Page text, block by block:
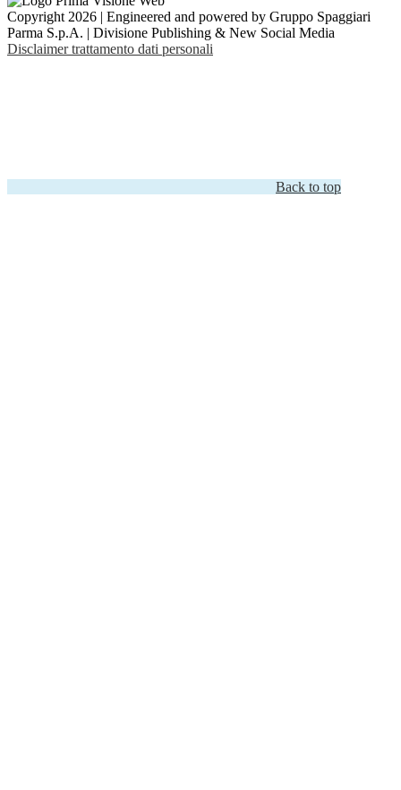
Copyright 2026 | Engineered and powered by Gruppo Spaggiari
Parma S.p.A. | Divisione Publishing & New Social Media
Disclaimer trattamento dati personali
Back to top